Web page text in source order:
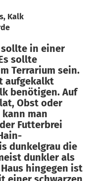
Kalk
sollte in einer
sollte
Terrarium sein.
aufgekalkt
benötigen. Auf
Obst oder
man
Futterbrei
dunkelgrau die
dunkler als
hingegen ist